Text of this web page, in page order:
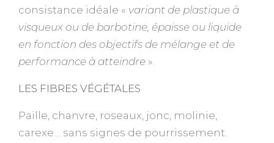
consistance idéale « variant de plastique à
visqueux ou de barbotine, épaisse ou liquide
en fonction des objectifs de mélange et de
performance à atteindre ».
LES FIBRES VÉGÉTALES
Paille, chanvre, roseaux, jonc, molinie,
carexe… sans signes de pourrissement.